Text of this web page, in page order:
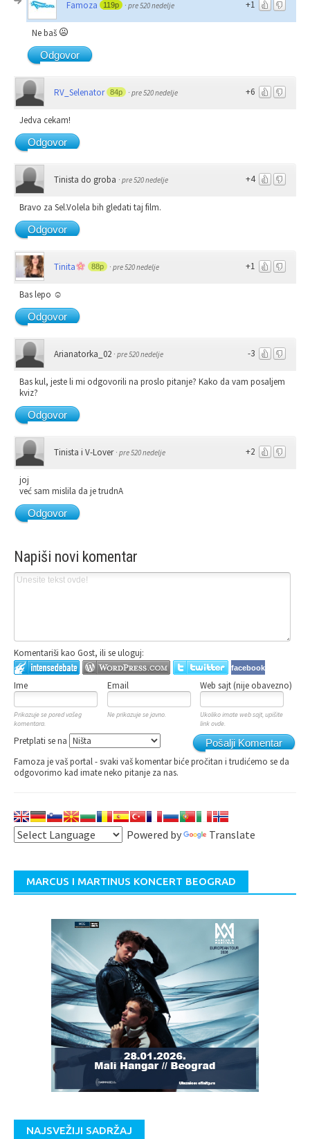
+1
Famoza 119p · pre 520 nedelje
Ne baš
Odgovor
+6
RV_Selenator 84p · pre 520 nedelje
Jedva cekam!
Odgovor
+4
Tinista do groba · pre 520 nedelje
Bravo za Sel.Volela bih gledati taj film.
Odgovor
+1
Tinita 88p · pre 520 nedelje
Bas lepo ☺
Odgovor
-3
Arianatorka_02 · pre 520 nedelje
Bas kul, jeste li mi odgovorili na proslo pitanje? Kako da vam posaljem
kviz?
Odgovor
+2
Tinista i V-Lover · pre 520 nedelje
joj
već sam mislila da je trudnA
Odgovor
Napiši novi komentar
Komentariši kao Gost, ili se uloguj:
facebook
Ime Email Web sajt (nije obavezno)
Prikazuje se pored vašeg
komentara.
Ne prikazuje se javno.
Ukoliko imate web sajt, upišite
link ovde.
Pošalji Komentar
Pretplati se na
Famoza je vaš portal - svaki vaš komentar biće pročitan i trudićemo se da
odgovorimo kad imate neko pitanje za nas.
Powered by Translate
MARCUS I MARTINUS KONCERT BEOGRAD
NAJSVEŽIJI SADRŽAJ